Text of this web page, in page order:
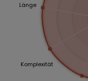
Komplexität
Länge